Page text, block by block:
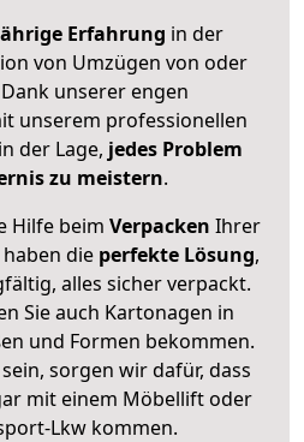
Erfahrung in der
von Umzügen von oder
unserer engen
unserem professionellen
der Lage, jedes Problem
zu meistern.
Hilfe beim Verpacken Ihrer
haben die perfekte Lösung,
alles sicher verpackt.
Sie auch Kartonagen in
und Formen bekommen.
sorgen wir dafür, dass
mit einem Möbellift oder
Lkw kommen.